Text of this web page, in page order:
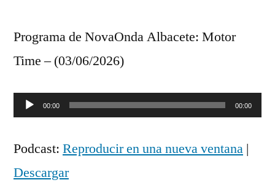
Programa de NovaOnda Albacete: Motor
Time – (03/06/2026)
Reproductor
audio
00:00 00:00
Podcast: Reproducir en una nueva ventana |
Descargar